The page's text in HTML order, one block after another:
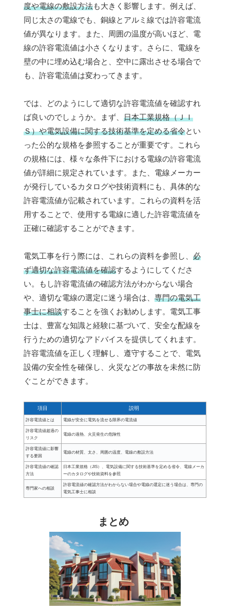
度や電線の敷設方法も大きく影響します。例えば、
同じ太さの電線でも、銅線とアルミ線では許容電流
値が異なります。また、周囲の温度が高いほど、電
線の許容電流値は小さくなります。さらに、電線を
壁の中に埋め込む場合と、空中に露出させる場合で
も、許容電流値は変わってきます。
では、どのようにして適切な許容電流値を確認すれ
ば良いのでしょうか。まず、 日本工業規格（ＪＩ
Ｓ）や電気設備に関する技術基準を定める省令とい
った公的な規格を参照することが重要です。これら
の規格には、様々な条件下における電線の許容電流
値が詳細に規定されています。また、電線メーカー
が発行しているカタログや技術資料にも、具体的な
許容電流値が記載されています。これらの資料を活
用することで、使用する電線に適した許容電流値を
正確に確認することができます。
電気工事を行う際には、これらの資料を参照し、 必
ず適切な許容電流値を確認するようにしてくださ
い。もし許容電流値の確認方法がわからない場合
や、適切な電線の選定に迷う場合は、 専門の電気工
事士に相談することを強くお勧めします。電気工事
士は、豊富な知識と経験に基づいて、安全な配線を
行うための適切なアドバイスを提供してくれます。
許容電流値を正しく理解し、遵守することで、電気
設備の安全性を確保し、火災などの事故を未然に防
ぐことができます。
項目 説明
許容電流値とは 電線が安全に電気を流せる限界の電流値
許容電流値超過の
リスク
電線の過熱、火災発生の危険性
許容電流値に影響
する要因
電線の材質、太さ、周囲の温度、電線の敷設方法
許容電流値の確認
方法
日本工業規格（JIS）、電気設備に関する技術基準を定める省令、電線メーカ
ーのカタログや技術資料を参照
専門家への相談
許容電流値の確認方法がわからない場合や電線の選定に迷う場合は、専門の
電気工事士に相談
まとめ